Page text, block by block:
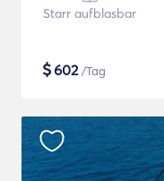
Starr aufblasbar
$602/Tag